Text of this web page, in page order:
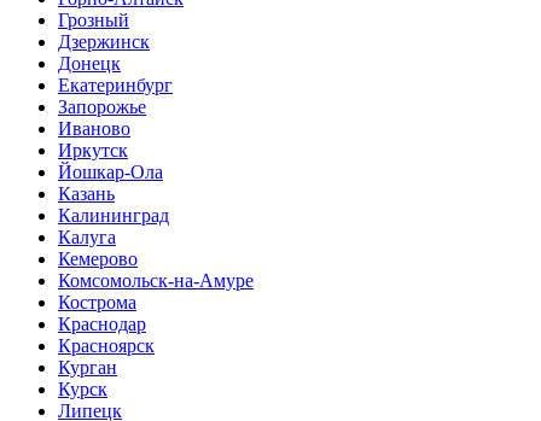
Грозный
Дзержинск
Донецк
Екатеринбург
Запорожье
Иваново
Иркутск
Йошкар-Ола
Казань
Калининград
Калуга
Кемерово
Комсомольск-на-Амуре
Кострома
Краснодар
Красноярск
Курган
Курск
Липецк